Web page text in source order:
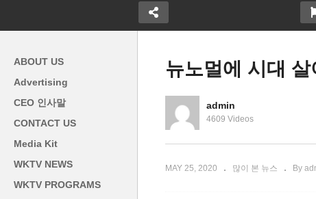
미 시위대 앞에 화해의 무릎을
보여준 경찰
ABOUT US
Advertising
CEO 인사말
CONTACT US
Media Kit
WKTV NEWS
WKTV PROGRAMS
뉴노멀에 시대
admin
4609 Videos
MAY 25, 2020 많이 본 뉴스 By